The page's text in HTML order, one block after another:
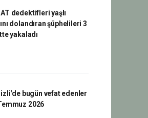
dedektifleri yaşlı
dolandıran şüphelileri 3
yakaladı
bugün vefat edenler
2026